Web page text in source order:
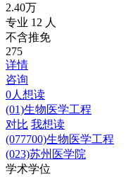
2.40万
专业 12 人
不含推免
275
详情
咨询
0人想读
(01)生物医学工程
对比 我想读
(077700)生物医学工程
(023)苏州医学院
学术学位